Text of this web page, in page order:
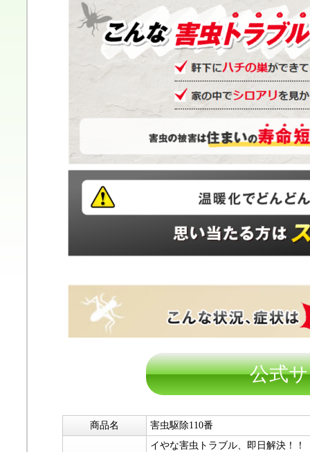
公式
商品名 害虫駆除110番
イやな害虫トラブル、即日解決！！